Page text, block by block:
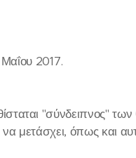
2017.
"σύνδειπνος"
μετάσχει, όπως και